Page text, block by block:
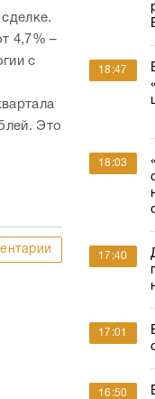
4,7% –
с
Это
18:47
18:03
17:40
17:01
16:50